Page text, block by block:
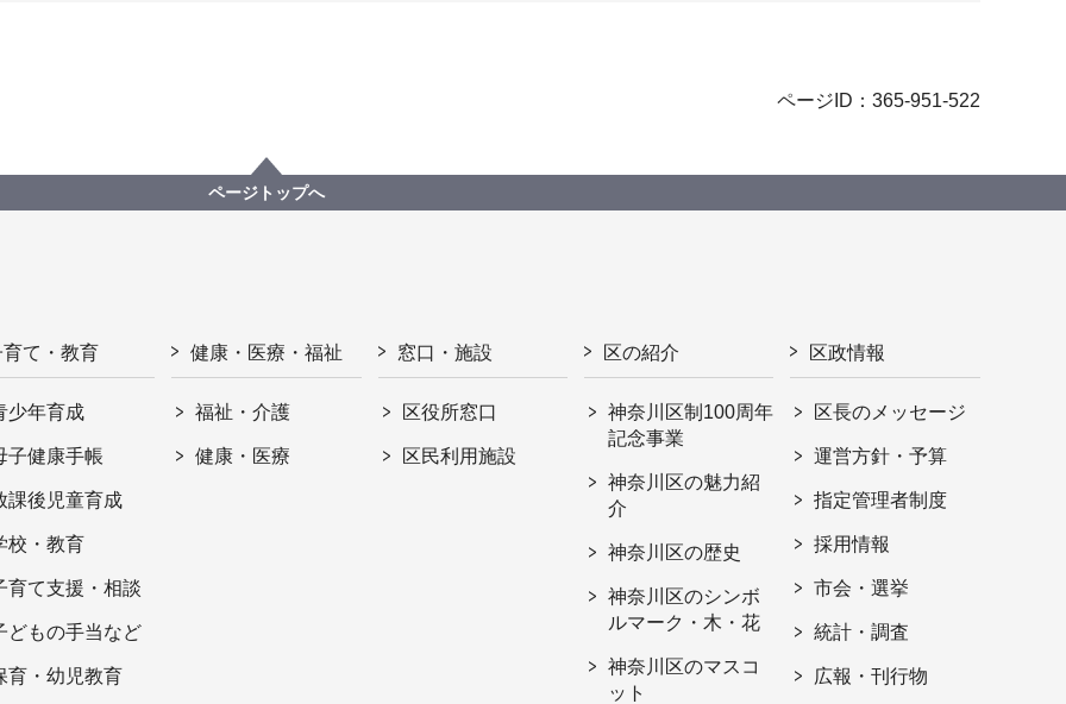
ページID：365-951-522
ページトップへ
育て・教育
少年育成
子健康手帳
課後児童育成
校・教育
育て支援・相談
どもの手当など
育・幼児教育
健康・医療・福祉
福祉・介護
健康・医療
窓口・施設
区役所窓口
区民利用施設
区の紹介
神奈川区制100周年
記念事業
神奈川区の魅力紹
介
神奈川区の歴史
神奈川区のシンボ
ルマーク・木・花
神奈川区のマスコ
ット
区政情報
区長のメッセージ
運営方針・予算
指定管理者制度
採用情報
市会・選挙
統計・調査
広報・刊行物